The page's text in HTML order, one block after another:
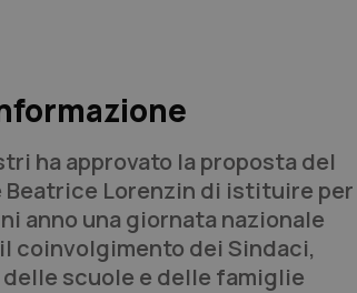
ha approvato la proposta del
Lorenzin di istituire per
anno una giornata nazionale
coinvolgimento dei Sindaci,
scuole e delle famiglie